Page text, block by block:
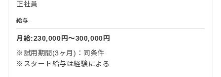
正社員
給与
月給:230,000円〜300,000円
※試用期間(3ヶ月)：同条件
※スタート給与は経験による